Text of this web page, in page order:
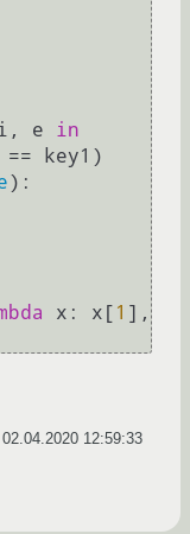
e in
key1)
):
x: x[ 1 ],
02.04.2020 12:59:33